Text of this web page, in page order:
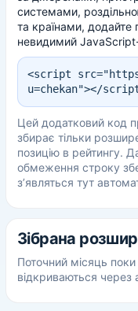
системами,
та країнами,
невидимий
<script
u=chekan"></
Цей додатковий код
збирає тільки
позицію в рейтингу.
обмеження строку
з’являться тут
Зібрана
Поточний місяць
відкриваються через